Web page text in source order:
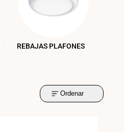
REBAJAS PLAFONES
Ordenar